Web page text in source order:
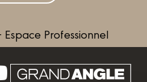
Professionnel